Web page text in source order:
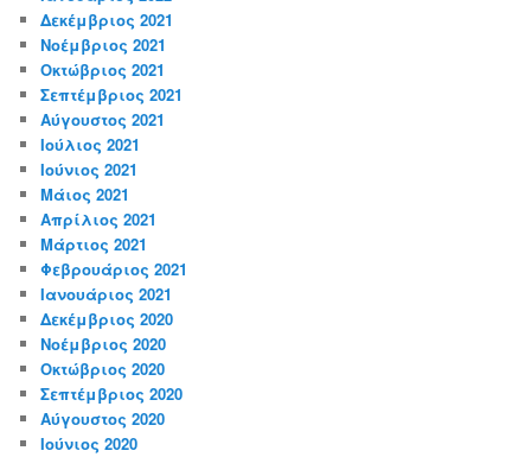
Δεκέμβριος 2021
Νοέμβριος 2021
Οκτώβριος 2021
Σεπτέμβριος 2021
Αύγουστος 2021
Ιούλιος 2021
Ιούνιος 2021
Μάιος 2021
Απρίλιος 2021
Μάρτιος 2021
Φεβρουάριος 2021
Ιανουάριος 2021
Δεκέμβριος 2020
Νοέμβριος 2020
Οκτώβριος 2020
Σεπτέμβριος 2020
Αύγουστος 2020
Ιούνιος 2020